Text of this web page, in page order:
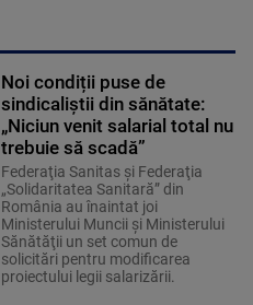
Noi condiții puse de
sindicaliștii din sănătate:
„Niciun venit salarial total nu
trebuie să scadă”
Federaţia Sanitas şi Federaţia
„Solidaritatea Sanitară” din
România au înaintat joi
Ministerului Muncii şi Ministerului
Sănătăţii un set comun de
solicitări pentru modificarea
proiectului legii salarizării.